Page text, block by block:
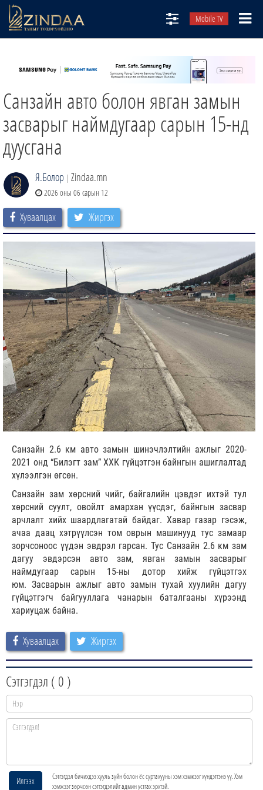
Mobile TV
ТВ8
ӨГЛӨӨНИЙ СОНИН
ЗИНДАА СЭТГҮҮЛ
Санзайн авто болон явган замын
засварыг наймдугаар сарын 15-нд
дуусгана
Я.Болор | Zindaa.mn
2026 оны 06 сарын 12
Хуваалцах Жиргэх
Санзайн 2.6 км авто замын шинэчлэлтийн ажлыг 2020-
2021 онд “Билэгт зам” ХХК гүйцэтгэн байнгын ашиглалтад
хүлээлгэн өгсөн.
Санзайн зам хөрсний чийг, байгалийн цэвдэг ихтэй тул
хөрсний суулт, овойлт амархан үүсдэг, байнгын засвар
арчлалт хийх шаардлагатай байдаг. Хавар газар гэсэж,
ачаа даац хэтрүүлсэн том оврын машинууд тус замаар
зорчсоноос үүдэн эвдрэл гарсан. Тус Санзайн 2.6 км зам
дагуу эвдэрсэн авто зам, явган замын засварыг
наймдугаар сарын 15-ны дотор хийж гүйцэтгэх
юм. Засварын ажлыг авто замын тухай хуулийн дагуу
гүйцэтгэгч байгууллага чанарын баталгааны хүрээнд
хариуцаж байна.
Хуваалцах Жиргэх
Сэтгэгдэл ( 0 )
Илгээх
Сэтгэгдэл бичихдээ хууль зүйн болон ёс суртахууны хэм хэмжээг хүндэтгэнэ үү. Хэм
хэмжээг зөрчсөн сэтгэгдэлийг админ устгах эрхтэй.